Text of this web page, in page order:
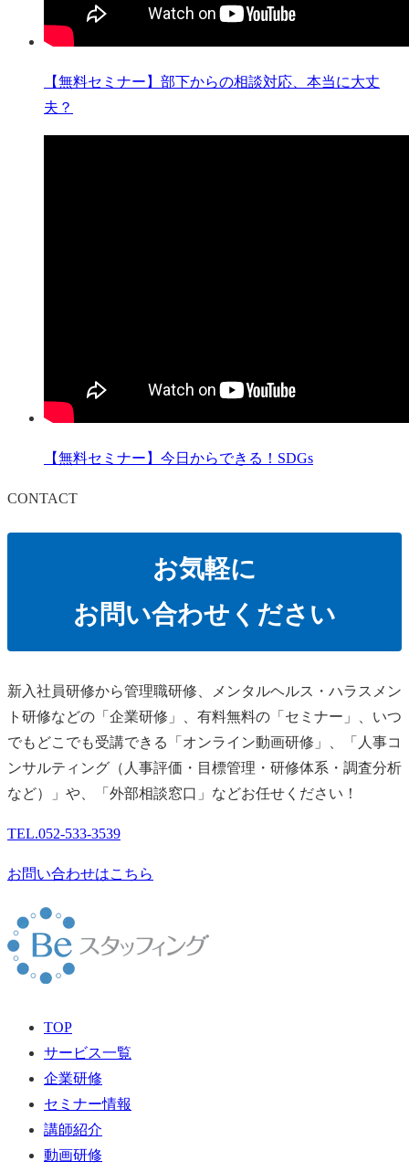
【無料セミナー】部下からの相談対応、本当に大丈
夫？
【無料セミナー】今日からできる！SDGs
CONTACT
お気軽に
お問い合わせください
新⼊社員研修から管理職研修、メンタルヘルス・ハラスメン
ト研修などの「企業研修」、有料無料の「セミナー」、いつ
でもどこでも受講できる「オンライン動画研修」、「人事コ
ンサルティング（人事評価・目標管理・研修体系・調査分析
など）」や、「外部相談窓口」などお任せください！
TEL.052-533-3539
お問い合わせはこちら
TOP
サービス一覧
企業研修
セミナー情報
講師紹介
動画研修